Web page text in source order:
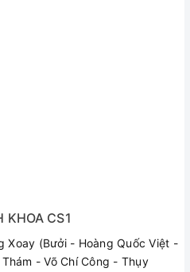
vẫn có thể tiết kiệm chi phí
KHOA CS1
Xoay (Bưởi - Hoàng Quốc Việt -
- Võ Chí Công - Thụy